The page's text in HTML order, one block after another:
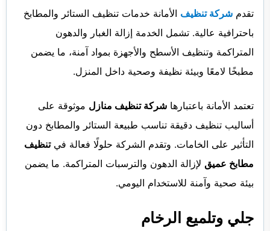
تقدم شركة تنظيف الأمانة خدمات تنظيف الستائر والمطابخ
باحترافية عالية. تشمل الخدمة إزالة الغبار والدهون
المتراكمة وتنظيف الأسطح والأجهزة بمواد آمنة، ما يضمن
مطبخًا لامعًا وبيئة نظيفة وصحية داخل المنزل.
تعتمد الأمانة باعتبارها شركة تنظيف منازل موثوقة على
أساليب تنظيف دقيقة تناسب طبيعة الستائر والمطابخ دون
التأثير على الخامات. وتقدم الشركة حلولًا فعالة فيتنظيف
مطابخ عميق لإزالة الدهون والترسبات المتراكمة. ما يضمن
بيئة صحية وآمنة للاستخدام اليومي.
جلي وتلميع الرخام